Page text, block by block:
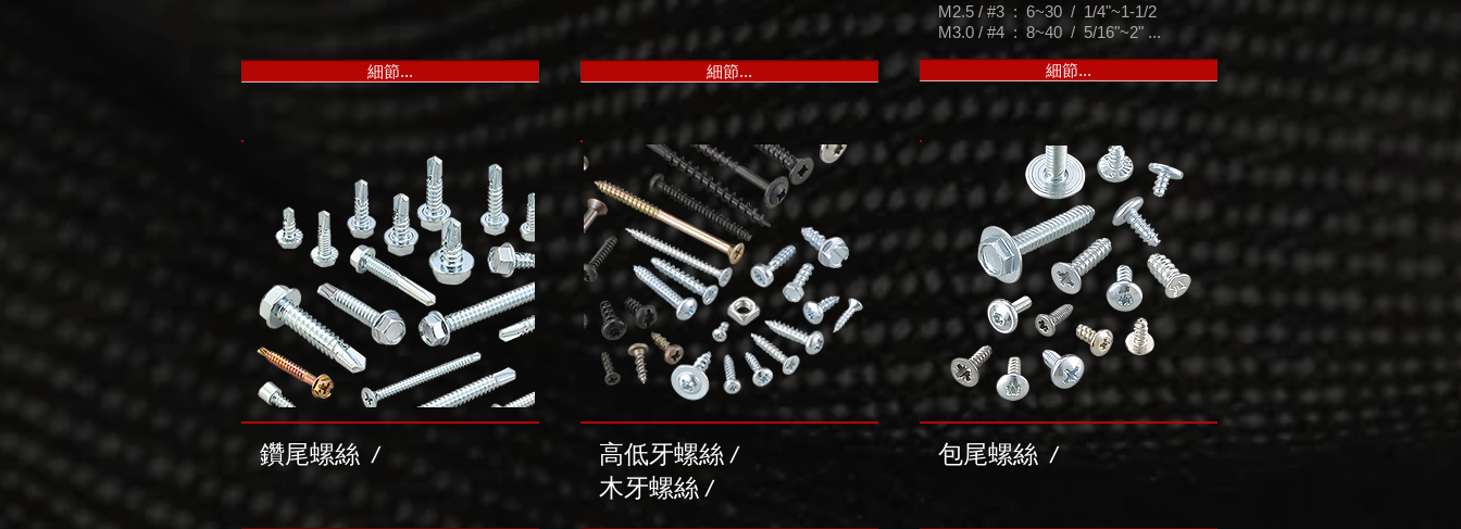
細節... 細節...
M2.5 / #3 : 6~30 / 1/4"~1-1/2
M3.0 / #4 : 8~40 / 5/16"~2" ...
細節...
鑽尾螺絲 /
高低牙螺絲 /
木牙螺絲 /
包尾螺絲 /